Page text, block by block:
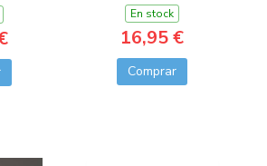
En stock
16,95 €
Comprar